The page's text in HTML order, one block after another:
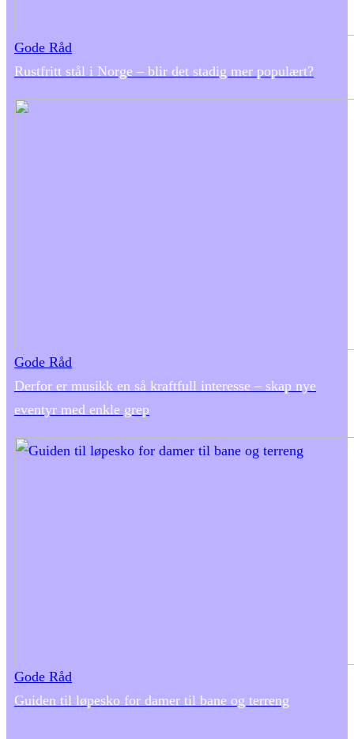
Gode Råd
Rustfritt stål i Norge – blir det stadig mer populært?
Gode Råd
Derfor er musikk en så kraftfull interesse – skap nye
eventyr med enkle grep
Gode Råd
Guiden til løpesko for damer til bane og terreng